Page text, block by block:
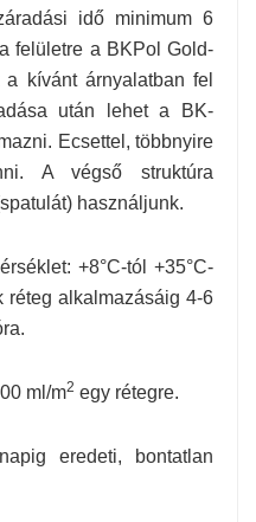
idő minimum 6
felületre a BKPol Gold-
kívánt árnyalatban fel
után lehet a BK-
Ecsettel, többnyire
A végső struktúra
használjunk.
+8°C-tól +35°C-
réteg alkalmazásáig 4-6
ml/m2 egy rétegre.
eredeti, bontatlan